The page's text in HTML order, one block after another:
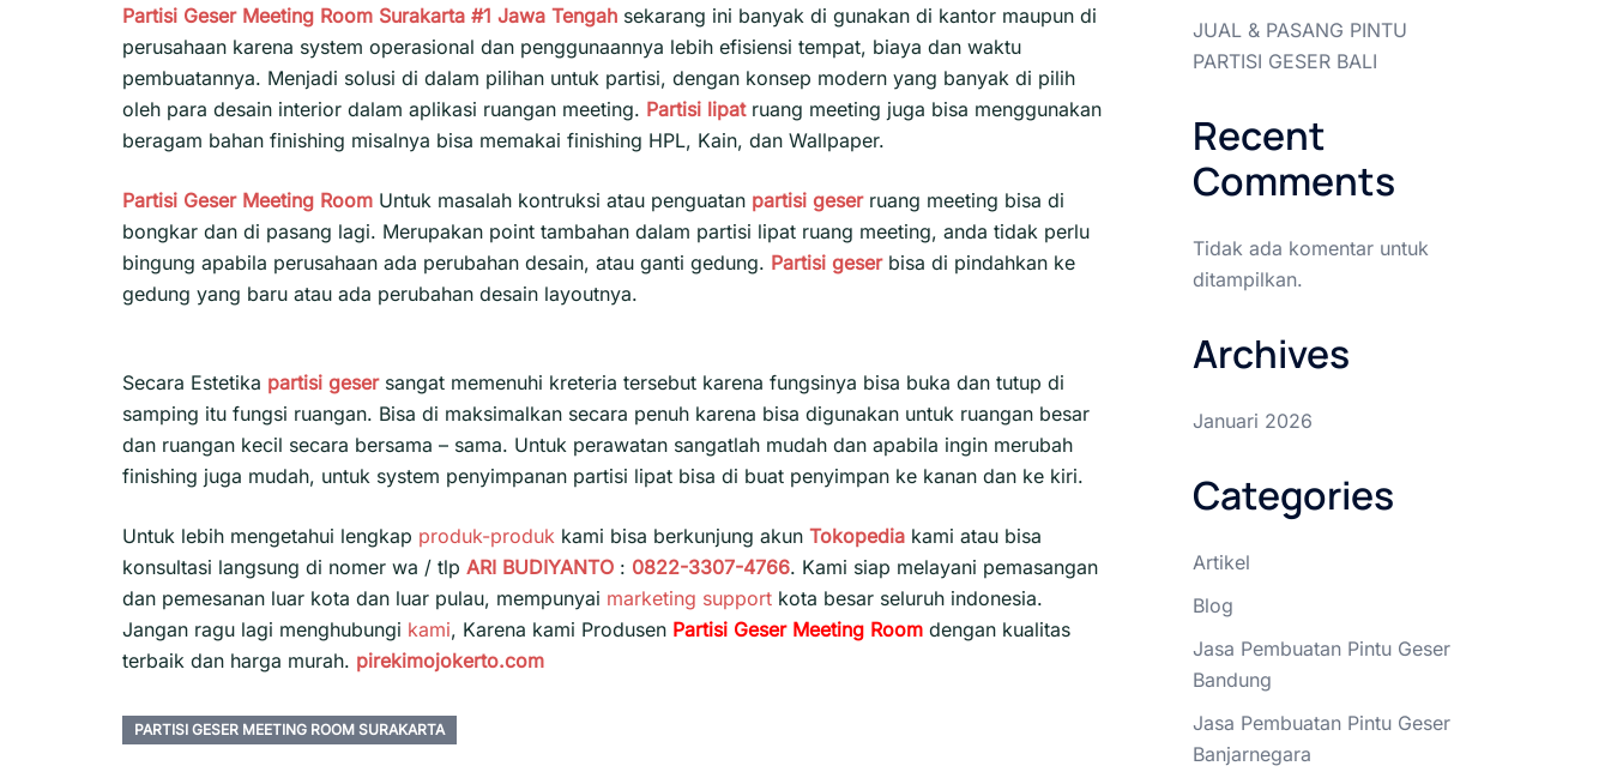
Partisi Geser Meeting Room Surakarta #1 Jawa Tengah sekarang ini banyak di gunakan di kantor maupun di
perusahaan karena system operasional dan penggunaannya lebih efisiensi tempat, biaya dan waktu
pembuatannya. Menjadi solusi di dalam pilihan untuk partisi, dengan konsep modern yang banyak di pilih
oleh para desain interior dalam aplikasi ruangan meeting. Partisi lipatruang meeting juga bisa menggunakan
beragam bahan finishing misalnya bisa memakai finishing HPL, Kain, dan Wallpaper.
Partisi Geser Meeting Room Untuk masalah kontruksi atau penguatan partisi geserruang meeting bisa di
bongkar dan di pasang lagi. Merupakan point tambahan dalam partisi lipat ruang meeting, anda tidak perlu
bingung apabila perusahaan ada perubahan desain, atau ganti gedung. Partisi geserbisa di pindahkan ke
gedung yang baru atau ada perubahan desain layoutnya.
Secara Estetika partisi gesersangat memenuhi kreteria tersebut karena fungsinya bisa buka dan tutup di
samping itu fungsi ruangan. Bisa di maksimalkan secara penuh karena bisa digunakan untuk ruangan besar
dan ruangan kecil secara bersama – sama. Untuk perawatan sangatlah mudah dan apabila ingin merubah
finishing juga mudah, untuk system penyimpanan partisi lipat bisa di buat penyimpan ke kanan dan ke kiri.
Untuk lebih mengetahui lengkap produk-produk kami bisa berkunjung akun Tokopedia kami atau bisa
konsultasi langsung di nomer wa / tlp ARI BUDIYANTO : 0822-3307-4766. Kami siap melayani pemasangan
dan pemesanan luar kota dan luar pulau, mempunyai marketing support kota besar seluruh indonesia.
Jangan ragu lagi menghubungi kami, Karena kami Produsen Partisi Geser Meeting Room dengan kualitas
terbaik dan harga murah. pirekimojokerto.com
PARTISI GESER MEETING ROOM SURAKARTA
JUAL & PASANG PINTU
PARTISI GESER BALI
Recent
Comments
Tidak ada komentar untuk
ditampilkan.
Archives
Januari 2026
Categories
Artikel
Blog
Jasa Pembuatan Pintu Geser
Bandung
Jasa Pembuatan Pintu Geser
Banjarnegara